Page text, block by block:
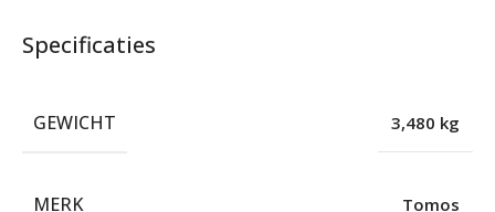
Specificaties
GEWICHT 3,480 kg
MERK Tomos